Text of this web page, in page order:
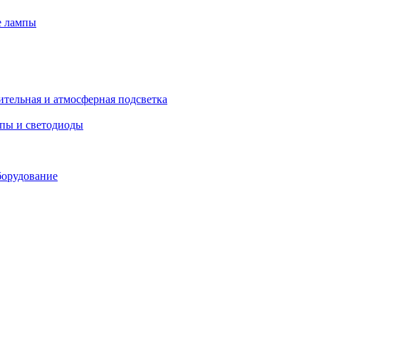
лампы
и атмосферная подсветка
и светодиоды